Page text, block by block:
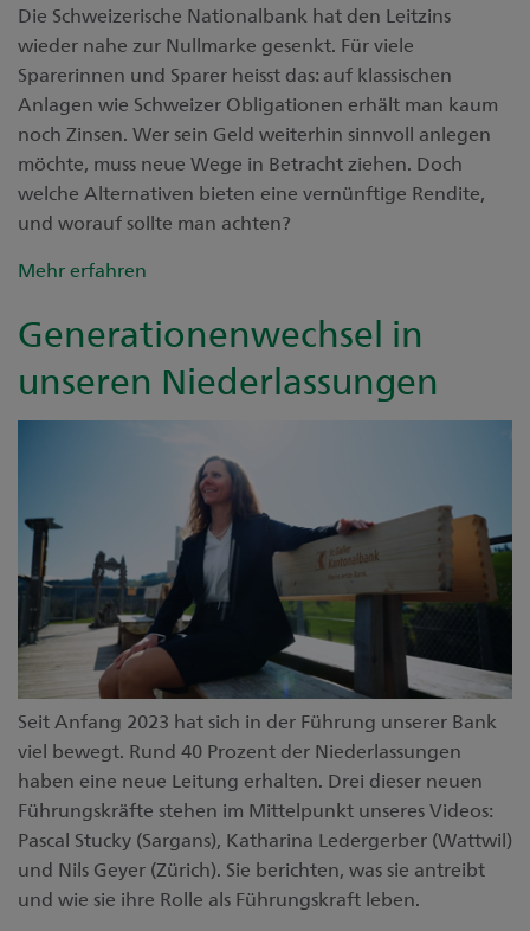
Die Schweizerische Nationalbank hat den Leitzins
wieder nahe zur Nullmarke gesenkt. Für viele
Sparerinnen und Sparer heisst das: auf klassischen
Anlagen wie Schweizer Obligationen erhält man kaum
noch Zinsen. Wer sein Geld weiterhin sinnvoll anlegen
möchte, muss neue Wege in Betracht ziehen. Doch
welche Alternativen bieten eine vernünftige Rendite,
und worauf sollte man achten?
Mehr erfahren
Generationenwechsel in
unseren Niederlassungen
Seit Anfang 2023 hat sich in der Führung unserer Bank
viel bewegt. Rund 40 Prozent der Niederlassungen
haben eine neue Leitung erhalten. Drei dieser neuen
Führungskräfte stehen im Mittelpunkt unseres Videos:
Pascal Stucky (Sargans), Katharina Ledergerber (Wattwil)
und Nils Geyer (Zürich). Sie berichten, was sie antreibt
und wie sie ihre Rolle als Führungskraft leben.